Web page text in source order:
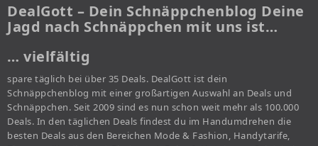
DealGott – Dein Schnäppchenblog Deine
Jagd nach Schnäppchen mit uns ist…
… vielfältig
spare täglich bei über 35 Deals. DealGott ist dein
Schnäppchenblog mit einer großartigen Auswahl an Deals und
Schnäppchen. Seit 2009 sind es nun schon weit mehr als 100.000
Deals. In den täglichen Deals findest du im Handumdrehen die
besten Deals aus den Bereichen Mode & Fashion, Handytarife,